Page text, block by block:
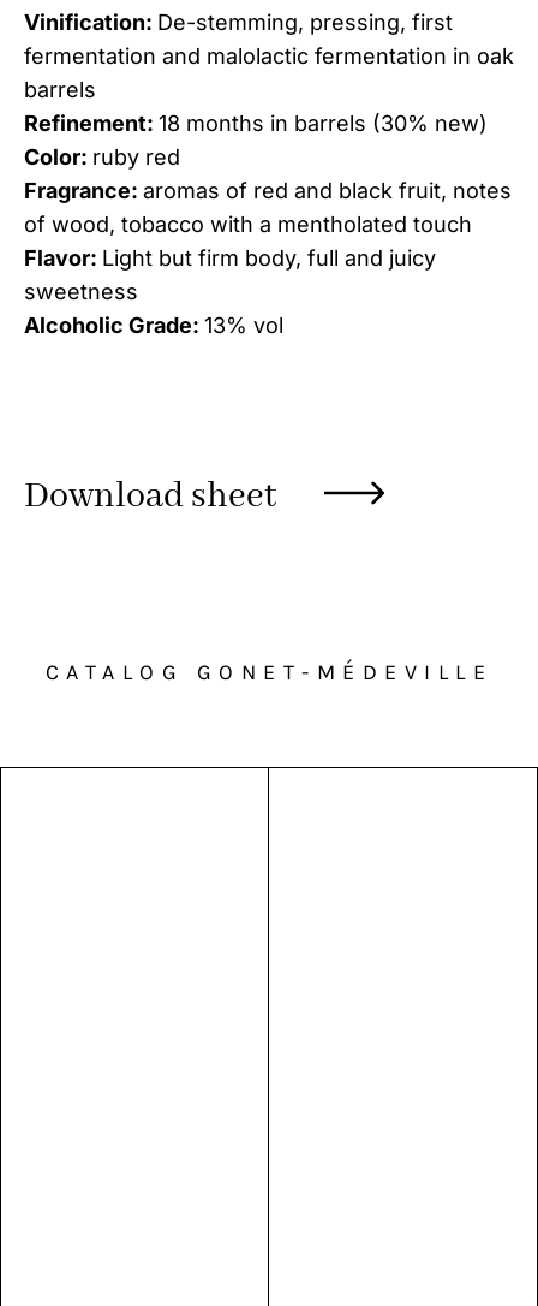
Vinification: De-stemming, pressing, first
fermentation and malolactic fermentation in oak
barrels
Refinement: 18 months in barrels (30% new)
Color: ruby red
Fragrance: aromas of red and black fruit, notes
of wood, tobacco with a mentholated touch
Flavor: Light but firm body, full and juicy
sweetness
Alcoholic Grade: 13% vol
Download sheet
CATALOG GONET-MÉDEVILLE